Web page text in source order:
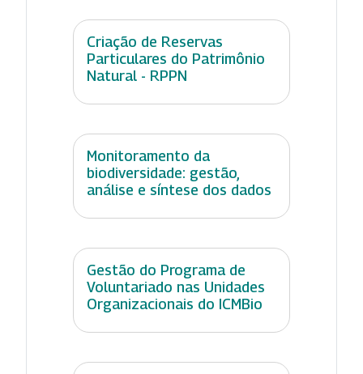
Criação de Reservas
Particulares do Patrimônio
Natural - RPPN
Monitoramento da
biodiversidade: gestão,
análise e síntese dos dados
Gestão do Programa de
Voluntariado nas Unidades
Organizacionais do ICMBio